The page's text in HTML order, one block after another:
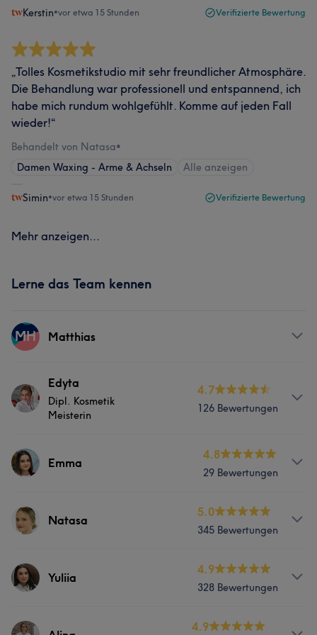
Kerstin•vor etwa 15 Stunden Verifizierte Bewertung
„Tolles Kosmetikstudio mit sehr freundlicher Atmosphäre.
Die Behandlung war professionell und entspannend, ich
habe mich rundum wohlgefühlt. Komme auf jeden Fall
wieder!“
Behandelt von Natasa•
Damen Waxing - Arme & Achseln
Alle anzeigen
Simin•vor etwa 15 Stunden Verifizierte Bewertung
Mehr anzeigen...
Lerne das Team kennen
MH Matthias
Services
Gesicht
Edyta
Dipl. Kosmetik
Meisterin
4.7
126 Bewertungen
Services
Was unsere Kunden über Edyta sagen
Emma
4.8
29 Bewertungen
Services
Haarentfernung
Natasa
5.0
345 Bewertungen
Services
Haarentfernung
Yuliia
4.9
328 Bewertungen
Services 4.9